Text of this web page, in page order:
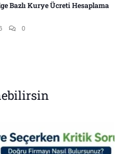
Bazlı Kurye Ücreti Hesaplama
0